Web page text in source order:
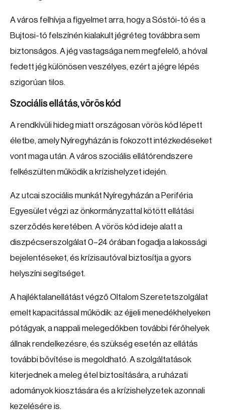
A város felhívja a figyelmet arra, hogy a Sóstói-tó és a
Bujtosi-tó felszínén kialakult jégréteg továbbra sem
biztonságos. A jég vastagsága nem megfelelő, a hóval
fedett jég különösen veszélyes, ezért a jégre lépés
szigorúan tilos.
Szociális ellátás, vörös kód
A rendkívüli hideg miatt országosan vörös kód lépett
életbe, amely Nyíregyházán is fokozott intézkedéseket
vont maga után. A város szociális ellátórendszere
felkészülten működik a krízishelyzet idején.
Az utcai szociális munkát Nyíregyházán a Periféria
Egyesület végzi az önkormányzattal kötött ellátási
szerződés keretében. A vörös kód ideje alatt a
diszpécserszolgálat 0–24 órában fogadja a lakossági
bejelentéseket, és krízisautóval biztosítja a gyors
helyszíni segítséget.
A hajléktalanellátást végző Oltalom Szeretetszolgálat
emelt kapacitással működik: az éjjeli menedékhelyeken
pótágyak, a nappali melegedőkben további férőhelyek
állnak rendelkezésre, és szükség esetén az ellátás
további bővítése is megoldható. A szolgáltatások
kiterjednek a meleg étel biztosítására, a ruházati
adományok kiosztására és a krízishelyzetek azonnali
kezelésére is.